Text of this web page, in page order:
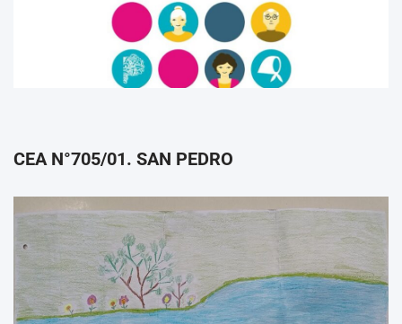
CEA N°705/01. SAN PEDRO